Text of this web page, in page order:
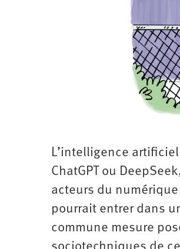
L’intelligence
ChatGPT ou
acteurs du
pourrait entrer dans
commune mesure